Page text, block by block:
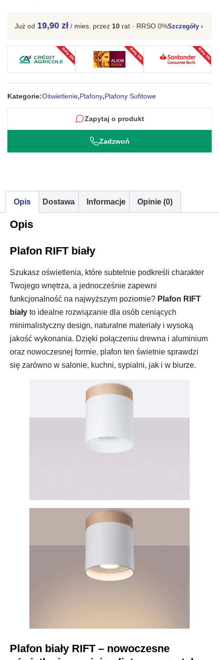
biały
Już od 19,90 zł / mies. przez 10 rat · RRSO 0%Szczegóły ›
Raty 0% Raty 0% Raty 0%
Kategorie:Oświetlenie,Plafony,Plafony Sufitowe
Zapytaj o produkt
Zadzwoń
Opis Dostawa Informacje Opinie (0)
Opis
Plafon RIFT biały
Szukasz oświetlenia, które subtelnie podkreśli charakter
Twojego wnętrza, a jednocześnie zapewni
funkcjonalność na najwyższym poziomie? Plafon RIFT
biały to idealne rozwiązanie dla osób ceniących
minimalistyczny design, naturalne materiały i wysoką
jakość wykonania. Dzięki połączeniu drewna i aluminium
oraz nowoczesnej formie, plafon ten świetnie sprawdzi
się zarówno w salonie, kuchni, sypialni, jak i w biurze.
Plafon biały RIFT – nowoczesne